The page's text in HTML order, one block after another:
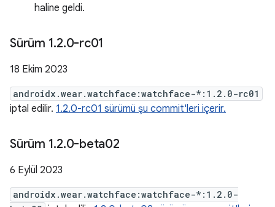
haline geldi.
Sürüm 1.2.0-rc01
18 Ekim 2023
androidx.wear.watchface:watchface-*:1.2.0-rc01
iptal edilir. 1.2.0-rc01 sürümü şu commit'leri içerir.
Sürüm 1.2.0-beta02
6 Eylül 2023
androidx.wear.watchface:watchface-*:1.2.0-